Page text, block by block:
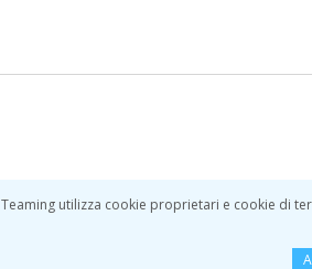
Teaming utilizza cookie proprietari e cookie di